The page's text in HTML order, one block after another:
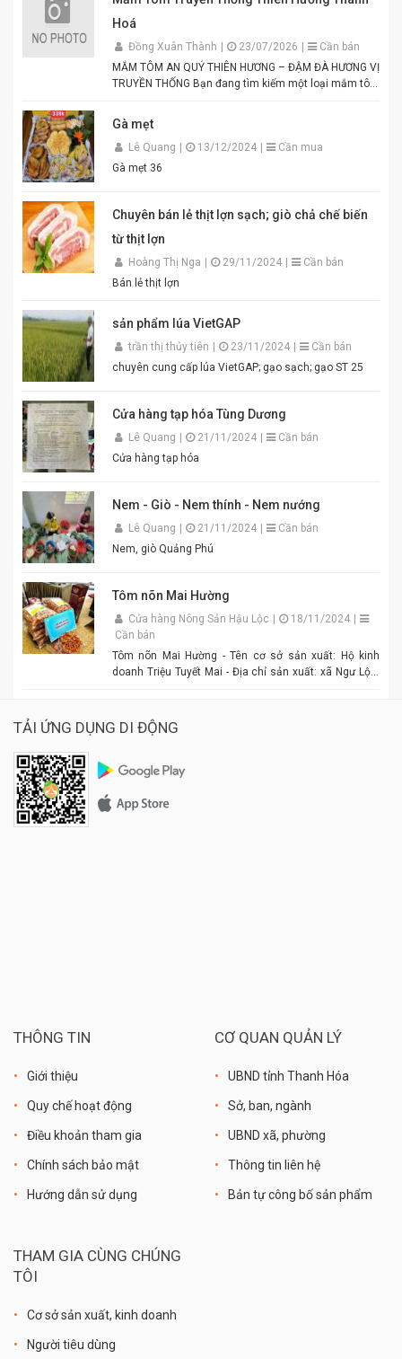
Hoá
Đồng Xuân Thành 23/07/2026
Cần bán
MẮM TÔM AN QUÝ THIÊN HƯƠNG – ĐẬM ĐÀ HƯƠNG VỊ
TRUYỀN THỐNG Bạn đang tìm kiếm một loại mắm tôm
Mắm tôm An Quý Thiên Hương chính là lựa chọn hoàn
hảo cho mọi gia đình Việt. Được sản xuất từ tôm tươi
tuyển chọn theo quy trình lên men truyền thống. Màu
tím đặc trưng, hương thơm tự nhiên, vị đậm đà hài
Đóng gói tiện lợi, đảm bảo vệ sinh an toàn thực phẩm.
Hương vị thơm ngon chuẩn truyền thống. Độ sánh
mịn, màu sắc đẹp mắt. Dễ pha chế, dễ sử dụng. Phù
hợp cho gia đình, quán ăn và nhà hàng. Chỉ cần thêm
bún đậu chuẩn vị. Cam kết sản phẩm chất lượng,
đóng gói cẩn thận. Giao hàng nhanh toàn quốc. Đặt
tôm đậm đà, chuẩn vị quê hương cùng An Quý Thiên
#BunDauMamTom #GiaViTruyenThong
#DacSanVietNam #TikTokShop #AnQuyThienHuong
Gà mẹt
Lê Quang 13/12/2024
Cần mua
Gà mẹt 36
Chuyên bán lẻ thịt lợn sạch; giò chả chế biến
từ thịt lợn
Hoàng Thị Nga 29/11/2024
Cần bán
Bán lẻ thịt lợn
sản phẩm lúa VietGAP
trần thị thủy tiên 23/11/2024
Cần bán
chuyên cung cấp lúa VietGAP; gạo sạch; gạo ST 25
Cửa hàng tạp hóa Tùng Dương
Lê Quang 21/11/2024
Cần bán
Cửa hàng tạp hóa
Nem - Giò - Nem thính - Nem nướng
Lê Quang 21/11/2024
Cần bán
Nem, giò Quảng Phú
Tôm nõn Mai Hường
Cửa hàng Nông Sản Hậu Lộc 18/11/2024
Cần bán
Tôm nõn Mai Hường - Tên cơ sở sản xuất: Hộ kinh
doanh Triệu Tuyết Mai - Địa chỉ sản xuất: xã Ngư Lộc,
Giá: 600.000 đồng - 1.500.000 đồng/tùy size
TẢI ỨNG DỤNG DI ĐỘNG
THÔNG TIN
Giới thiệu
Quy chế hoạt động
Điều khoản tham gia
Chính sách bảo mật
Hướng dẫn sử dụng
CƠ QUAN QUẢN LÝ
UBND tỉnh Thanh Hóa
Sở, ban, ngành
UBND xã, phường
Thông tin liên hệ
Bản tự công bố sản phẩm
THAM GIA CÙNG CHÚNG
TÔI
Cơ sở sản xuất, kinh doanh
Người tiêu dùng